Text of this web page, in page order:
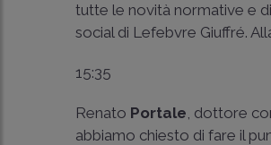
tutte le novità normative e
social di Lefebvre Giuffré.
15:35
Renato Portale, dottore
abbiamo chiesto di fare il